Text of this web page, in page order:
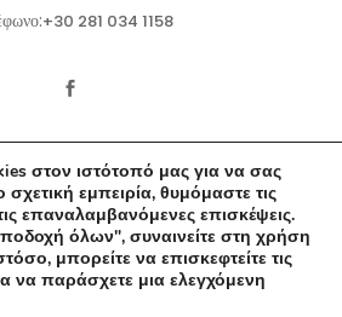
+30 281 034 1158
All Rights Reserved
Created by iWorx
στον ιστότοπό μας για να σας
εμπειρία, θυμόμαστε τις
επαναλαμβανόμενες επισκέψεις.
όλων", συναινείτε στη χρήση
μπορείτε να επισκεφτείτε τις
να παράσχετε μια ελεγχόμενη